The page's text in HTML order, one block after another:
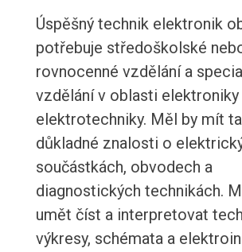
Úspěšný technik elektronik
potřebuje středoškolské
rovnocenné vzdělání a
vzdělání v oblasti elektroniky
elektrotechniky. Měl by mít
důkladné znalosti o
součástkách, obvodech a
diagnostických technikách.
umět číst a interpretovat
výkresy, schémata a